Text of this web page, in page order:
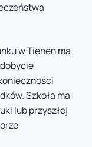
w Tienen ma
Szkoła ma
lub przyszłej